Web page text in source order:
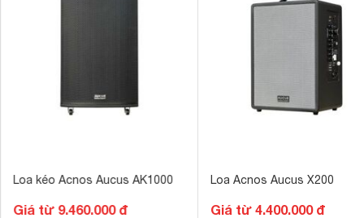
Cập nhật
430 x 720 x
Tổng số loa bass
Loa kéo Acnos Aucus AK1000
Giá từ 9.460.000 đ
Loa Acnos Aucus X200
Giá từ 4.400.000 đ